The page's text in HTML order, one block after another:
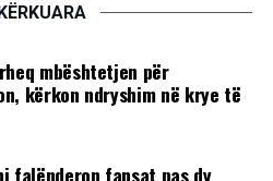
Humeli, Musli e Hazbi
të mëngjesit, policia mori të
atë menjëherë në vuajtje
mbështetjen për
kërkon ndryshim në krye të
falënderon fansat pas dy